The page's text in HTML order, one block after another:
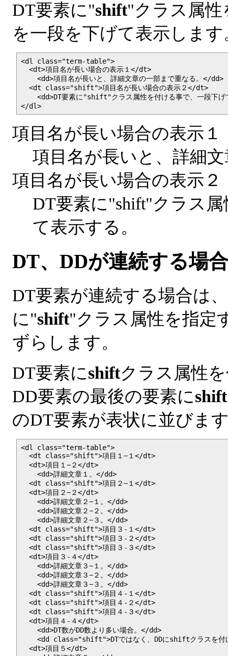
DT要素に"shift"クラス属性
を一段を下げて表示します
<dl class="term-table">
  <dt>項目名が長い場合の表示１</dt>
    <dd>項目名が長いと、詳細文章の一部まで重なる。</dd>
  <dt class="shift">項目名が長い場合の表示２</dt>
<dd>DT要素に"shift"クラス属性を付ける事で、一段下
</dl>
項目名が長い場合の表示１
項目名が長いと、詳細
項目名が長い場合の表示２
DT要素に"shift"クラス
て表示する。
DT、DDが連続する場
DT要素が連続する場合は
に"shift"クラス属性を指定
ずらします。
DT要素にshiftクラス属性
DD要素の最後の要素にshift
のDT要素が表状に並びま
<dl class="term-table">
  <dt class="shift">項目１−１</dt>
  <dt>項目１−２</dt>
    <dd>詳細文章１。</dd>
  <dt class="shift">項目２−１</dt>
  <dt>項目２−２</dt>
    <dd>詳細文章２−１。</dd>
    <dd>詳細文章２−２。</dd>
    <dd>詳細文章２−３。</dd>
  <dt class="shift">項目３-１</dt>
  <dt class="shift">項目３-２</dt>
  <dt class="shift">項目３-３</dt>
  <dt>項目３-４</dt>
    <dd>詳細文章３−１。</dd>
    <dd>詳細文章３−２。</dd>
    <dd>詳細文章３−３。</dd>
  <dt class="shift">項目４-１</dt>
  <dt class="shift">項目４-２</dt>
  <dt class="shift">項目４-３</dt>
  <dt>項目４-４</dt>
    <dd>DT数がDD数より多い場合。</dd>
<dd class="shift">DTではなく、DDにshiftクラスを付
  <dt>項目５</dt>